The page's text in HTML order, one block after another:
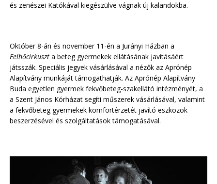
és zenészei Katókával kiegészülve vágnak új kalandokba.
Október 8-án és november 11-én a Jurányi Házban a
Felhőcirkuszt a beteg gyermekek ellátásának javításáért
játsszák. Speciális jegyek vásárlásával a nézők az Aprónép
Alapítvány munkáját támogathatják. Az Aprónép Alapítvány
Buda egyetlen gyermek fekvőbeteg-szakellátó intézményét, a
a Szent János Kórházat segíti műszerek vásárlásával, valamint
a fekvőbeteg gyermekek komfortérzetét javító eszközök
beszerzésével és szolgáltatások támogatásával.